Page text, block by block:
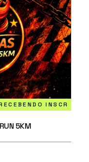
INSCRIÇÕES
5KM